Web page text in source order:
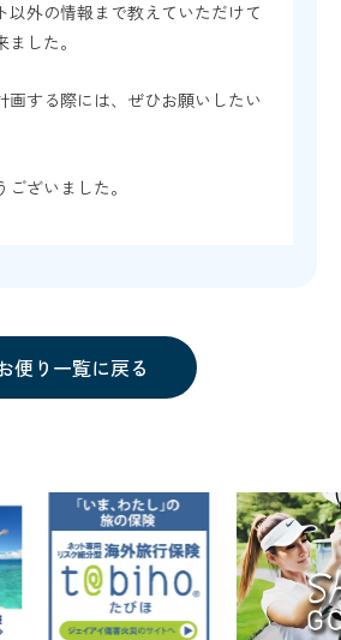
以外の情報まで教えていただけて
した。
画する際には、ぜひお願いしたい
ざいました。
便り一覧に戻る